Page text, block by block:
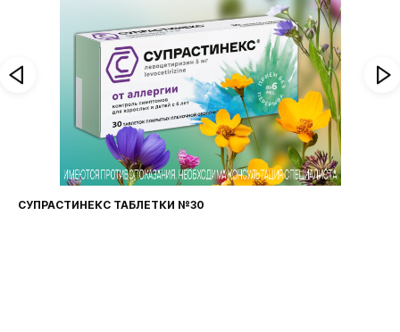
СУПРАСТИНЕКС ТАБЛЕТКИ №30